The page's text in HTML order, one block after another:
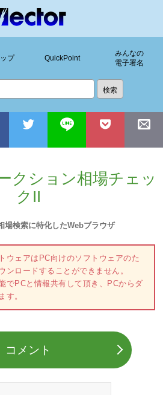
プ QuickPoint
みんなの
電子署名
クション相場チェッ
クII
場検索に特化したWebブラウザ
ウェアはPC向けのソフトウェアのた
ンロードすることができません。
でPCと情報共有して頂き、PCからダ
す。
コメント